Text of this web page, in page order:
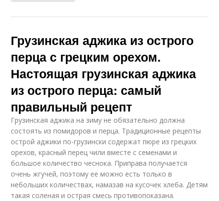
Грузинская аджика из острого
перца с грецким орехом.
Настоящая грузинская аджика
из острого перца: самый
правильный рецепт
Грузинская аджика на зиму не обязательно должна
состоять из помидоров и перца. Традиционные рецепты
острой аджики по-грузински содержат пюре из грецких
орехов, красный перец чили вместе с семенами и
большое количество чеснока. Приправа получается
очень жгучей, поэтому ее можно есть только в
небольших количествах, намазав на кусочек хлеба. Детям
такая соленая и острая смесь противопоказана.